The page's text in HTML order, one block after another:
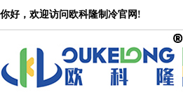
冷水机
水机，冷水机价格_冷水机_冷水机组_低温工业
冷水机,模温机等非标机型定制。
你好，欢迎访问欧科隆制冷官网!